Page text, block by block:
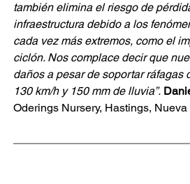
también elimina el riesgo de
infraestructura debido a los
cada vez más extremos, como el
ciclón. Nos complace decir que
daños a pesar de soportar ráfagas
130 km/h y 150 mm de lluvia”.
Oderings Nursery, Hastings,